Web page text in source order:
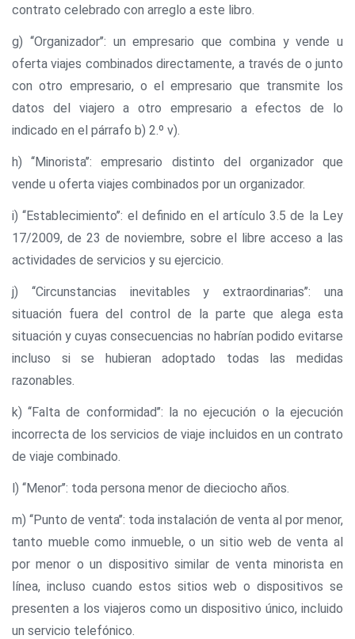
contrato celebrado con arreglo a este libro.
g) ‘‘Organizador’’: un empresario que combina y vende u
oferta viajes combinados directamente, a través de o junto
con otro empresario, o el empresario que transmite los
datos del viajero a otro empresario a efectos de lo
indicado en el párrafo b) 2.º v).
h) ‘‘Minorista’’: empresario distinto del organizador que
vende u oferta viajes combinados por un organizador.
i) ‘‘Establecimiento’’: el definido en el artículo 3.5 de la Ley
17/2009, de 23 de noviembre, sobre el libre acceso a las
actividades de servicios y su ejercicio.
j) ‘‘Circunstancias inevitables y extraordinarias’’: una
situación fuera del control de la parte que alega esta
situación y cuyas consecuencias no habrían podido evitarse
incluso si se hubieran adoptado todas las medidas
razonables.
k) ‘‘Falta de conformidad’’: la no ejecución o la ejecución
incorrecta de los servicios de viaje incluidos en un contrato
de viaje combinado.
l) ‘‘Menor’’: toda persona menor de dieciocho años.
m) ‘‘Punto de venta’’: toda instalación de venta al por menor,
tanto mueble como inmueble, o un sitio web de venta al
por menor o un dispositivo similar de venta minorista en
línea, incluso cuando estos sitios web o dispositivos se
presenten a los viajeros como un dispositivo único, incluido
un servicio telefónico.